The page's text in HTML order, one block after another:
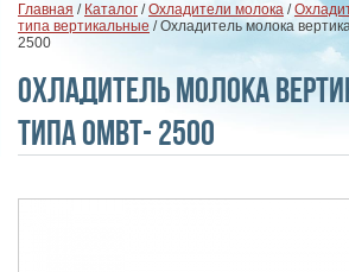
Главная / Каталог /Охладители молока /
типа вертикальные / Охладитель молока
2500
Охладитель молока
типа ОМВТ- 2500